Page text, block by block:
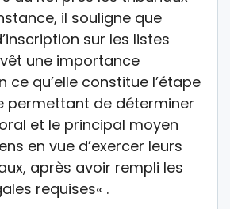
il souligne que
sur les listes
une importance
ce qu’elle constitue l’étape
permettant de déterminer
et le principal moyen
en vue d’exercer leurs
après avoir rempli les
requises« .